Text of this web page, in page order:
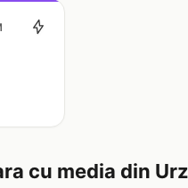
cu media din